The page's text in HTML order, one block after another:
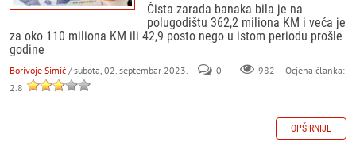
Čista zarada banaka bila je na
polugodištu 362,2 miliona KM i veća je
za oko 110 miliona KM ili 42,9 posto nego u istom periodu prošle
godine
Borivoje Simić / subota, 02. septembar 2023. 0 982
Ocjena članka:
2.8
OPŠIRNIJE